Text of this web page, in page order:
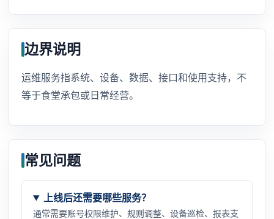
边界说明
运维服务指系统、设备、数据、接口和使用支持，不
等于食堂承包或日常经营。
常见问题
上线后还需要哪些服务？
通常需要账号权限维护、规则调整、设备巡检、报表支